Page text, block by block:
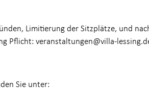
Limitierung der Sitzplätze, und
Pflicht: veranstaltungen@villa-
Sie unter: